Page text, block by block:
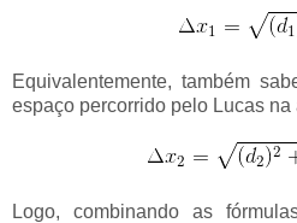
Equivalentemente, também
espaço percorrido pelo Lucas na
Logo, combinando as